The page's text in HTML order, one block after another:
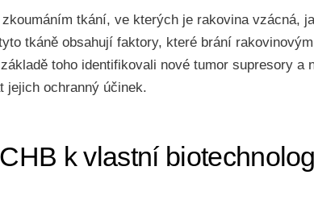
tkání, ve kterých je rakovina vzácná,
tkáně obsahují faktory, které brání
toho identifikovali nové tumor supresory a
jejich ochranný účinek.
k vlastní